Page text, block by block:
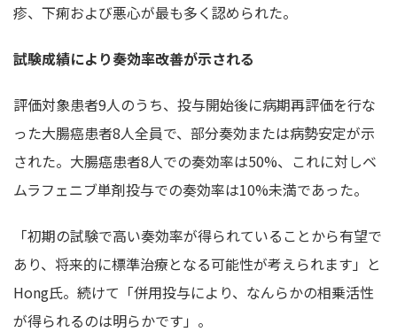
疹、下痢および悪心が最も多く認められた。
試験成績により奏効率改善が示される
評価対象患者9人のうち、投与開始後に病期再評価を行な
った大腸癌患者8人全員で、部分奏効または病勢安定が示
された。大腸癌患者8人での奏効率は50%、これに対しベ
ムラフェニブ単剤投与での奏効率は10%未満であった。
「初期の試験で高い奏効率が得られていることから有望で
あり、将来的に標準治療となる可能性が考えられます」と
Hong氏。続けて「併用投与により、なんらかの相乗活性
が得られるのは明らかです」。